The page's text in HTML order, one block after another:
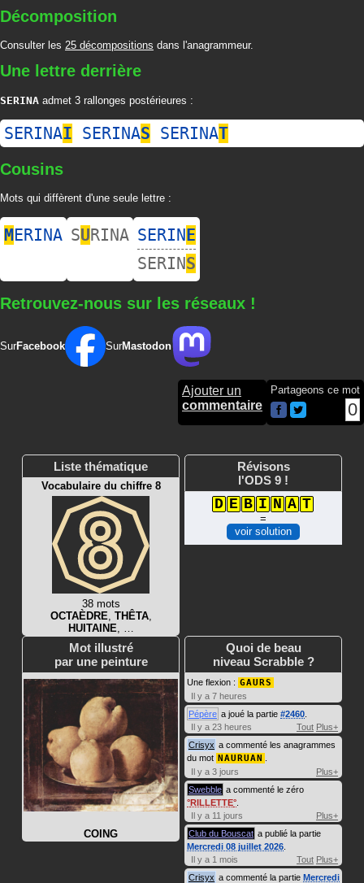
Décomposition
Consulter les 25 décompositions dans l'anagrammeur.
Une lettre derrière
SERINA admet 3 rallonges postérieures :
SERINAI SERINAS SERINAT
Cousins
Mots qui diffèrent d'une seule lettre :
MERINA SURINA SERINE
SERINS
Retrouvez-nous sur les réseaux !
SurFacebook SurMastodon
Ajouter un
commentaire
Partageons ce mot
0
Liste thématique
Vocabulaire du chiffre 8
38 mots
OCTAÈDRE THÊTA,
HUITAINE
Révisons
l'ODS 9 !
D E B I N A T
=
voir solution
Mot illustré
par une peinture
COING
Quoi de beau
niveau Scrabble ?
Une flexion : GAURS
Il y a 7 heures
Pépère a joué la partie #2460
Il y a 23 heures
Tout Plus+
Crisyx a commenté les anagrammes
du mot NAURUAN
Il y a 3 jours
Plus+
Swebble a commenté le zéro
RILLETTE
Il y a 11 jours
Plus+
Club du Bouscat a publié la partie
Mercredi 08 juillet 2026
Il y a 1 mois
Tout Plus+
Crisyx a commenté la partie Mercredi